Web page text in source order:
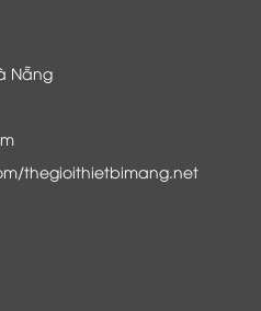
Nẵng
thegioithietbimang.net